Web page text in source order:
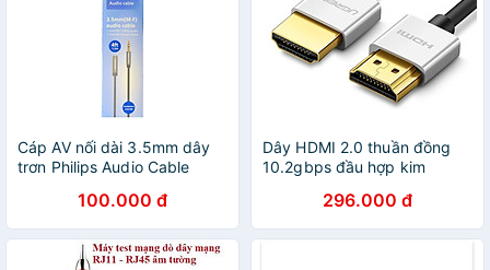
Cáp AV nối dài 3.5mm dây
trơn Philips Audio Cable
100.000 đ
Dây HDMI 2.0 thuần đồng
10.2gbps đầu hợp kim
chính hãng296.000 đ